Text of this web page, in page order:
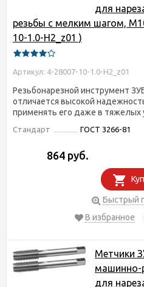
для
резьбы с мелким шагом,
10-1.0-H2_z01 )
Артикул: 4-28007-10-1.0-H2_z01
Резьбонарезной инструмент
отличается высокой
применять его даже в тяжелых
Стандарт ГОСТ 3266-81
864 руб.
Быстрый
В избранное
Метчики
машинно-
для